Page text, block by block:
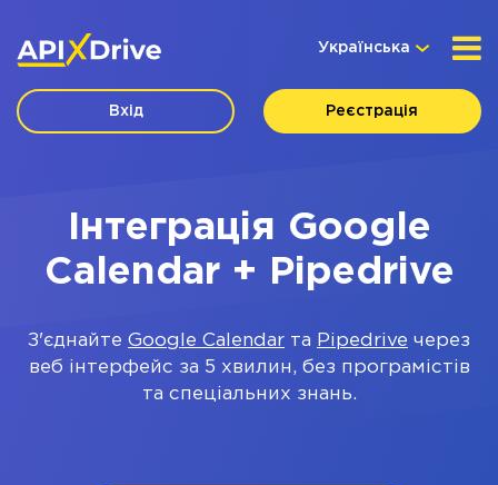
Українська
Вхід Реєстрація
Інтеграція Google
Calendar + Pipedrive
З'єднайте Google Calendar та Pipedrive через
веб інтерфейс за 5 хвилин, без програмістів
та спеціальних знань.